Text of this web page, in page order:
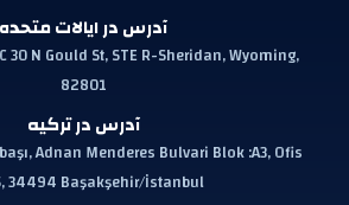
آدرس در ایالات متحده
30 N Gould St, STE R-Sheridan, Wyoming,
82801
آدرس در ترکیه
Adnan Menderes Bulvari Blok :A3, Ofis
34494 Başakşehir/İstanbul